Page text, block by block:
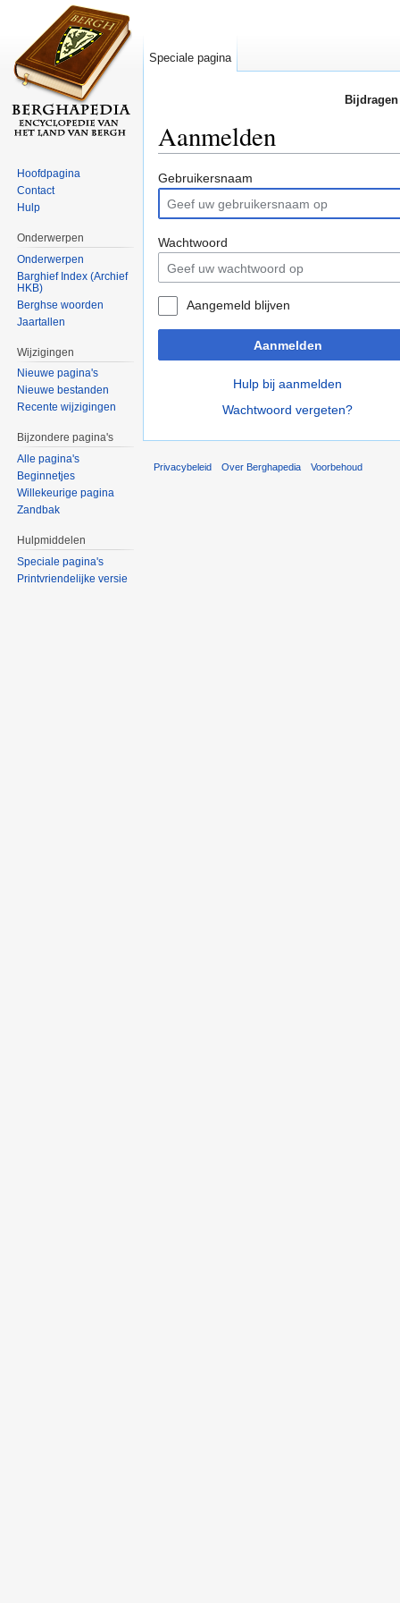
Aanmelden
Gebruikersnaam
Wachtwoord
Aangemeld blijven
Aanmelden
Hulp bij aanmelden
Wachtwoord vergeten?
Speciale pagina
Hoofdpagina
Contact
Hulp
Onderwerpen
Onderwerpen
Barghief Index (Archief
HKB)
Berghse woorden
Jaartallen
Wijzigingen
Nieuwe pagina's
Nieuwe bestanden
Recente wijzigingen
Bijzondere pagina's
Alle pagina's
Beginnetjes
Willekeurige pagina
Zandbak
Hulpmiddelen
Speciale pagina's
Printvriendelijke versie
Privacybeleid Over Berghapedia Voorbehoud